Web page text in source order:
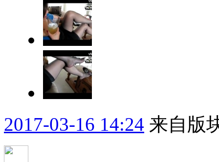
2017-03-16 14:24 来自版